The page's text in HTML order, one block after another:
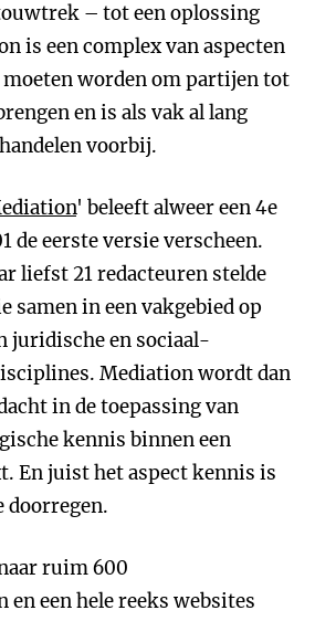
– tot een oplossing
is een complex van aspecten
moeten worden om partijen tot
en is als vak al lang
voorbij.
' beleeft alweer een 4e
de eerste versie verscheen.
liefst 21 redacteuren stelde
samen in een vakgebied op
juridische en sociaal-
Mediation wordt dan
in de toepassing van
kennis binnen een
En juist het aspect kennis is
doorregen.
ruim 600
een hele reeks websites